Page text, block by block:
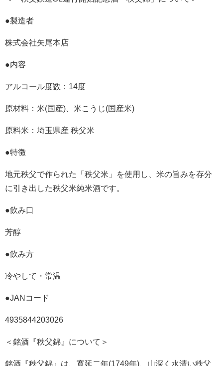
●製造者
株式会社矢尾本店
●内容
アルコール度数：14度
原材料：米(国産)、米こうじ(国産米)
原料米：埼玉県産 秩父米
●特徴
地元秩父で作られた「秩父米」を使用し、米の旨みを存分
に引き出した秩父米純米酒です。
●飲み口
芳醇
●飲み方
冷やして・常温
●JANコード
4935844203026
＜銘酒『秩父錦』について＞
銘酒『秩父錦』は、寛延二年(1749年)、山深く水清い秩父